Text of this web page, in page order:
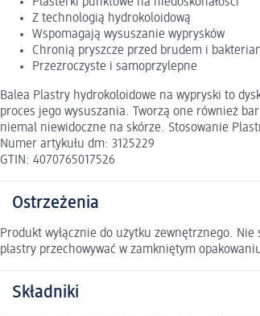
Plasterki punktowe na niedoskonałości
Z technologią hydrokoloidową
Wspomagają wysuszanie wyprysków
Chronią pryszcze przed brudem i
Przezroczyste i samoprzylepne
Balea Plastry hydrokoloidowe na wypryski to
proces jego wysuszania. Tworzą one również
niemal niewidoczne na skórze. Stosowanie
Numer artykułu dm: 3125229
GTIN: 4070765017526
Ostrzeżenia
Produkt wyłącznie do użytku zewnętrznego.
plastry przechowywać w zamkniętym
Składniki